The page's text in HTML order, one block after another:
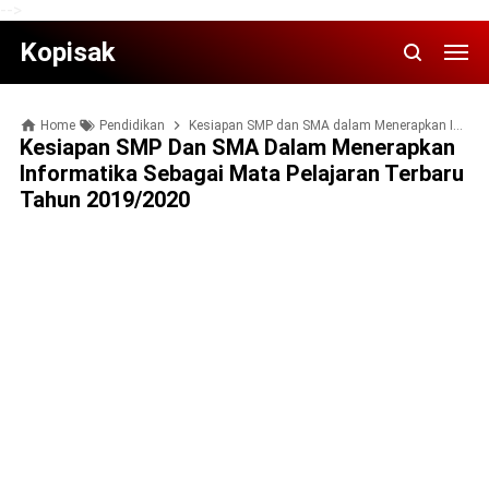
Kopisak
Home Pendidikan Kesiapan SMP dan SMA dalam Menerapkan Informatika Sebagai Mata Pelajaran Terbaru Tahun 2019/2020
Kesiapan SMP Dan SMA Dalam Menerapkan
Informatika Sebagai Mata Pelajaran Terbaru
Tahun 2019/2020